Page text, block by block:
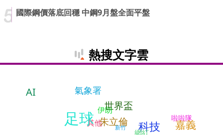
國際鋼價落底回穩 中鋼9月盤全面平盤
熱搜文字雲
AI
科技
其他
網紅
足球 啦啦隊
氣象署
朱立倫 嘉義
伊朗
新竹
世界盃